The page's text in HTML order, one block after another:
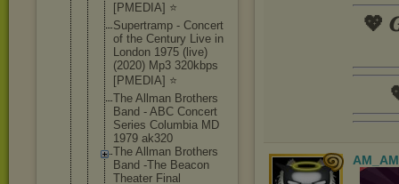
[PMEDIA] ⭐️
Supertramp - Concert
of the Century Live in
London 1975 (live)
(2020) Mp3 320kbps
[PMEDIA] ⭐️
The Allman Brothers
Band - ABC Concert
Series Columbia MD
1979 ak320
The Allman Brothers
Band -The Beacon
Theater Final
💖
AM_AM